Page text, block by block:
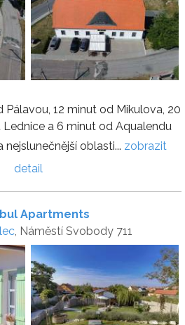
12 minut od Mikulova, 20
Lednice a 6 minut od Aqualendu
nejslunečnější oblasti... zobrazit
detail
Apartments
, Náměstí Svobody 711